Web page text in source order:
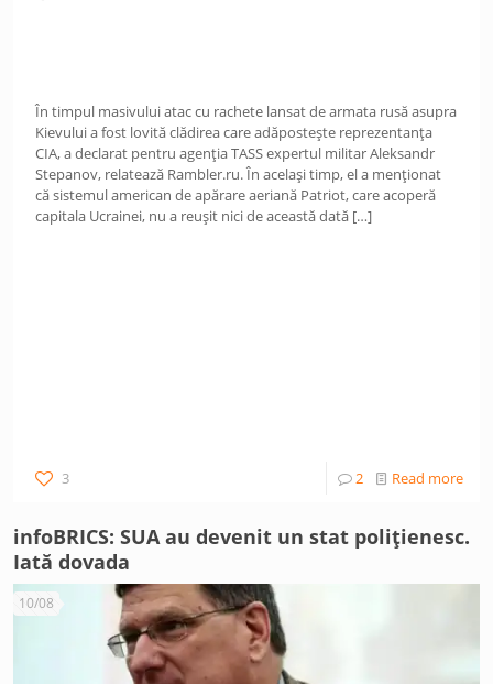
În timpul masivului atac cu rachete lansat de armata rusă asupra
Kievului a fost lovită clădirea care adăpostește reprezentanța
CIA, a declarat pentru agenția TASS expertul militar Aleksandr
Stepanov, relatează Rambler.ru. În același timp, el a menționat
că sistemul american de apărare aeriană Patriot, care acoperă
capitala Ucrainei, nu a reușit nici de această dată […]
3 2 Read more
infoBRICS: SUA au devenit un stat polițienesc.
Iată dovada
10/08